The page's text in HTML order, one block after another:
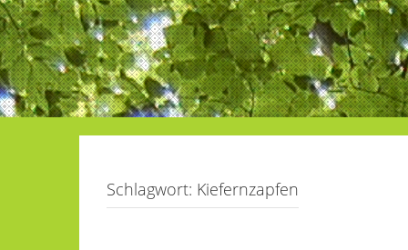
Schlagwort: Kiefernzapfen